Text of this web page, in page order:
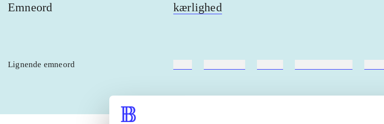
Emneord kærlighed
Lignende emneord